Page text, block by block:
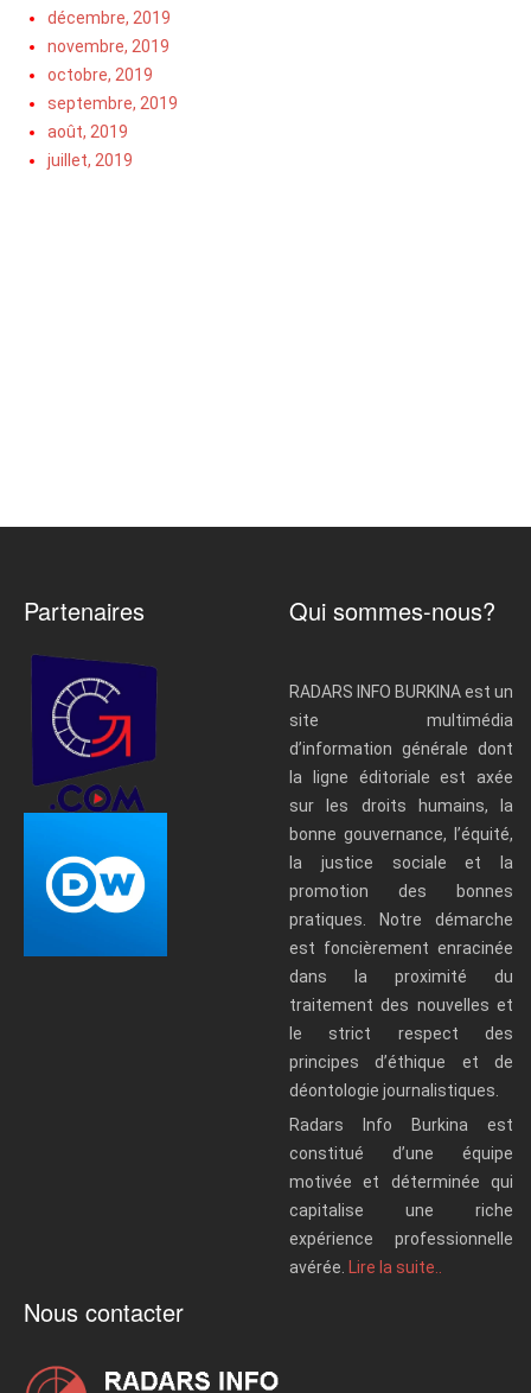
décembre, 2019
novembre, 2019
octobre, 2019
septembre, 2019
août, 2019
juillet, 2019
Partenaires Qui sommes-nous?
RADARS INFO BURKINA est un
site multimédia
d’information générale dont
la ligne éditoriale est axée
sur les droits humains, la
bonne gouvernance, l’équité,
la justice sociale et la
promotion des bonnes
pratiques. Notre démarche
est foncièrement enracinée
dans la proximité du
traitement des nouvelles et
le strict respect des
principes d’éthique et de
déontologie journalistiques.
Radars Info Burkina est
constitué d’une équipe
motivée et déterminée qui
capitalise une riche
expérience professionnelle
avérée.
Lire la suite..
Nous contacter